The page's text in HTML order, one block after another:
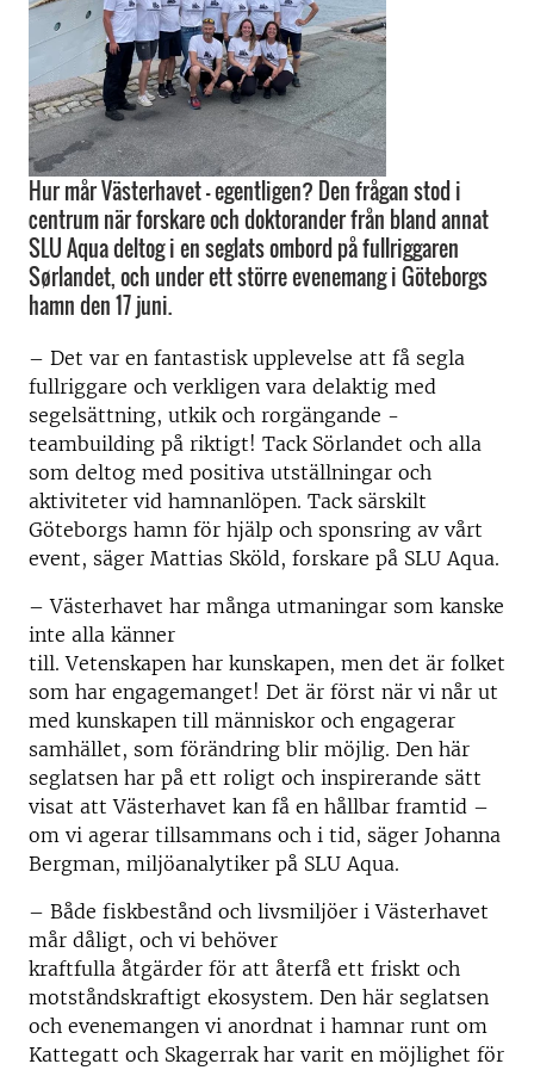
Hur mår Västerhavet – egentligen? Den frågan stod i
centrum när forskare och doktorander från bland annat
SLU Aqua deltog i en seglats ombord på fullriggaren
Sørlandet, och under ett större evenemang i Göteborgs
hamn den 17 juni.
– Det var en fantastisk upplevelse att få segla
fullriggare och verkligen vara delaktig med
segelsättning, utkik och rorgängande -
teambuilding på riktigt! Tack Sörlandet och alla
som deltog med positiva utställningar och
aktiviteter vid hamnanlöpen. Tack särskilt
Göteborgs hamn för hjälp och sponsring av vårt
event, säger Mattias Sköld, forskare på SLU Aqua.
– Västerhavet har många utmaningar som kanske
inte alla känner
till. Vetenskapen har kunskapen, men det är folket
som har engagemanget! Det är först när vi når ut
med kunskapen till människor och engagerar
samhället, som förändring blir möjlig. Den här
seglatsen har på ett roligt och inspirerande sätt
visat att Västerhavet kan få en hållbar framtid –
om vi agerar tillsammans och i tid, säger Johanna
Bergman, miljöanalytiker på SLU Aqua.
– Både fiskbestånd och livsmiljöer i Västerhavet
mår dåligt, och vi behöver
kraftfulla åtgärder för att återfå ett friskt och
motståndskraftigt ekosystem. Den här seglatsen
och evenemangen vi anordnat i hamnar runt om
Kattegatt och Skagerrak har varit en möjlighet för